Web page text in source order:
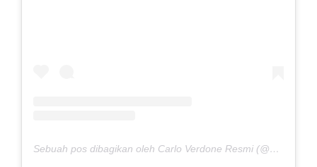
Sebuah pos dibagikan oleh Carlo Verdone Resmi (@carloverdone)